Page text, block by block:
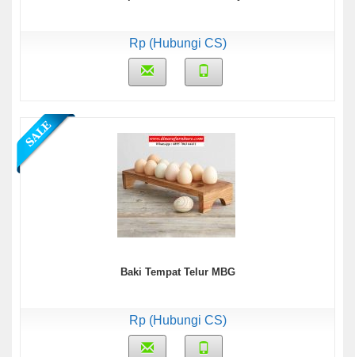
Rp (Hubungi CS)
Baki Tempat Telur MBG
Rp (Hubungi CS)